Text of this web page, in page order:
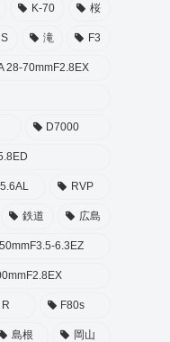
K-70 桜
滝 F3
28-70mmF2.8EX
D7000
RVP
鉄道 広島
6.3EZ
F80s
島根 岡山